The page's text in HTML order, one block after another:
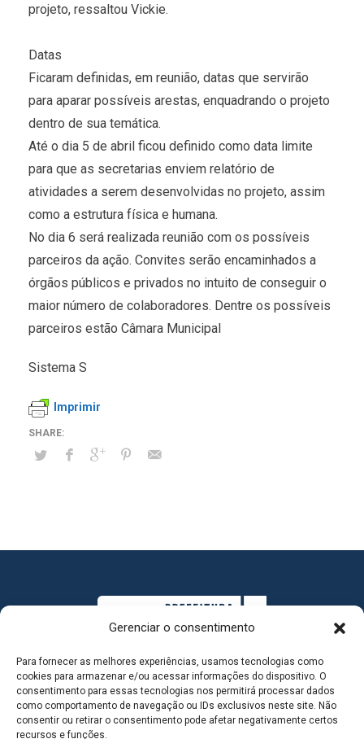
Gerenciar o consentimento
Para fornecer as melhores experiências, usamos tecnologias como
cookies para armazenar e/ou acessar informações do dispositivo. O
consentimento para essas tecnologias nos permitirá processar dados
como comportamento de navegação ou IDs exclusivos neste site. Não
consentir ou retirar o consentimento pode afetar negativamente certos
recursos e funções.
projeto, ressaltou Vickie.
Datas
Ficaram definidas, em reunião, datas que servirão
para aparar possíveis arestas, enquadrando o projeto
dentro de sua temática.
Até o dia 5 de abril ficou definido como data limite
para que as secretarias enviem relatório de
atividades a serem desenvolvidas no projeto, assim
como a estrutura física e humana.
No dia 6 será realizada reunião com os possíveis
parceiros da ação. Convites serão encaminhados a
órgãos públicos e privados no intuito de conseguir o
maior número de colaboradores. Dentre os possíveis
parceiros estão Câmara Municipal
Sistema S
Imprimir
MAPA DO SITE